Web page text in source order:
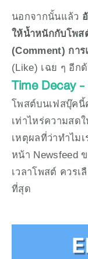
นอกจากนั้นแล้ว
ให้น้ำหนักกับโพส
(Comment) กา
(Like) เฉย ๆ อีก
Time Decay
โพสต์บนเฟสบุ๊คนี้
เท่าไหร่ความสด
เหตุผลที่ว่าทำไม
หน้า Newsfeed
เวลาโพสต์ ควรเ
ที่สุด